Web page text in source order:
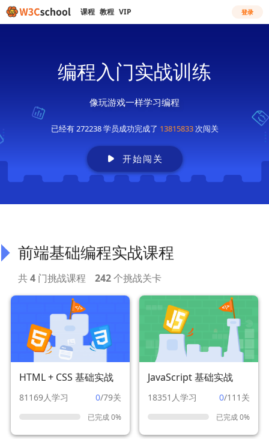
课程 教程 VIP 登录
编程入门实战训练
像玩游戏一样学习编程
已经有 272238 学员成功完成了 13815833次闯关
开始闯关
前端基础编程实战课程
共4 门挑战课程 242个挑战关卡
HTML + CSS 基础实战
81169人学习 0/79关
已完成 0%
JavaScript 基础实战
18351人学习 0/111关
已完成 0%